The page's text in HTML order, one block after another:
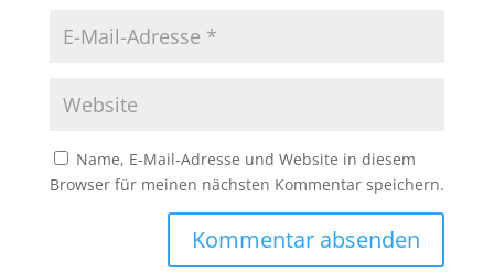
Name, E-Mail-Adresse und Website in diesem
Browser für meinen nächsten Kommentar speichern.